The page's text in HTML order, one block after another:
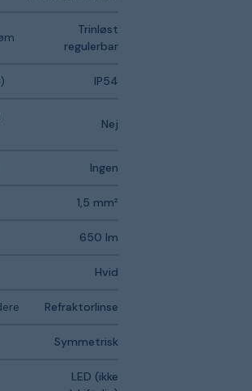
Trinløst
regulerbar
IP54
Nej
Ingen
1,5 mm²
650 lm
Hvid
Refraktorlinse
Symmetrisk
LED (ikke